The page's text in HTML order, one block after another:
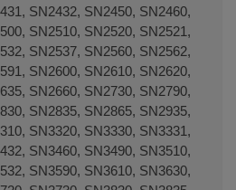
SN2432, SN2450, SN2460,
SN2510, SN2520, SN2521,
SN2537, SN2560, SN2562,
SN2600, SN2610, SN2620,
SN2660, SN2730, SN2790,
SN2835, SN2865, SN2935,
SN3320, SN3330, SN3331,
SN3460, SN3490, SN3510,
SN3590, SN3610, SN3630,